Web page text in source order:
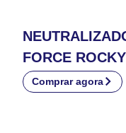
FORCE
Comprar agora